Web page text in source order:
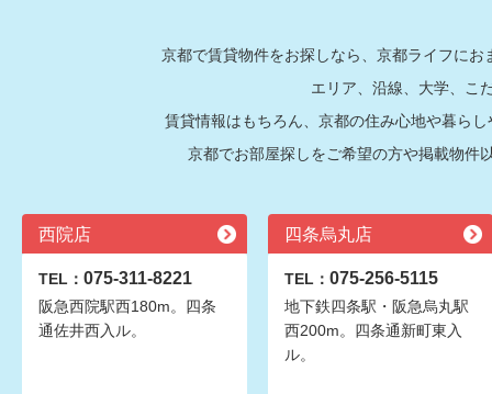
京都で賃貸物件をお探しなら、京都ライフに
エリア、沿線、大学、こ
賃貸情報はもちろん、京都の住み心地や暮ら
京都でお部屋探しをご希望の方や掲載物件
西院店
TEL： 075-311-8221
阪急西院駅西180m。四条
通佐井西入ル。
四条烏丸店
TEL： 075-256-5115
地下鉄四条駅・阪急烏丸駅
西200m。四条通新町東入
ル。